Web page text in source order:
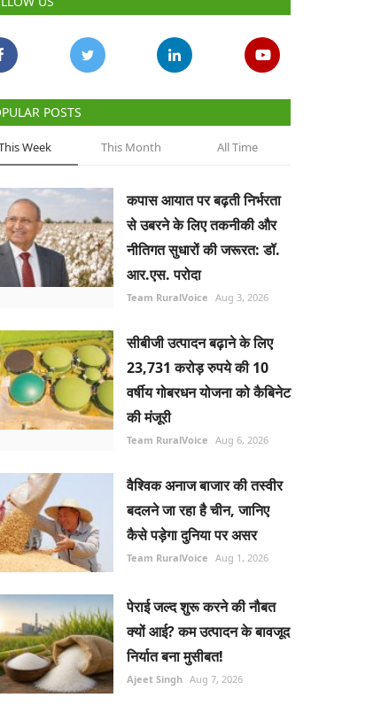
POSTS
Week This Month All Time
कपास आयात पर बढ़ती निर्भरता
से उबरने के लिए तकनीकी और
नीतिगत सुधारों की जरूरत: डॉ.
आर.एस. परोदा
Team RuralVoice Aug 3, 2026
सीबीजी उत्पादन बढ़ाने के लिए
23,731 करोड़ रुपये की 10
वर्षीय गोबरधन योजना को कैबिनेट
की मंजूरी
Team RuralVoice Aug 6, 2026
वैश्विक अनाज बाजार की तस्वीर
बदलने जा रहा है चीन, जानिए
कैसे पड़ेगा दुनिया पर असर
Team RuralVoice Aug 1, 2026
पेराई जल्द शुरू करने की नौबत
क्यों आई? कम उत्पादन के बावजूद
निर्यात बना मुसीबत!
Ajeet Singh Aug 7, 2026